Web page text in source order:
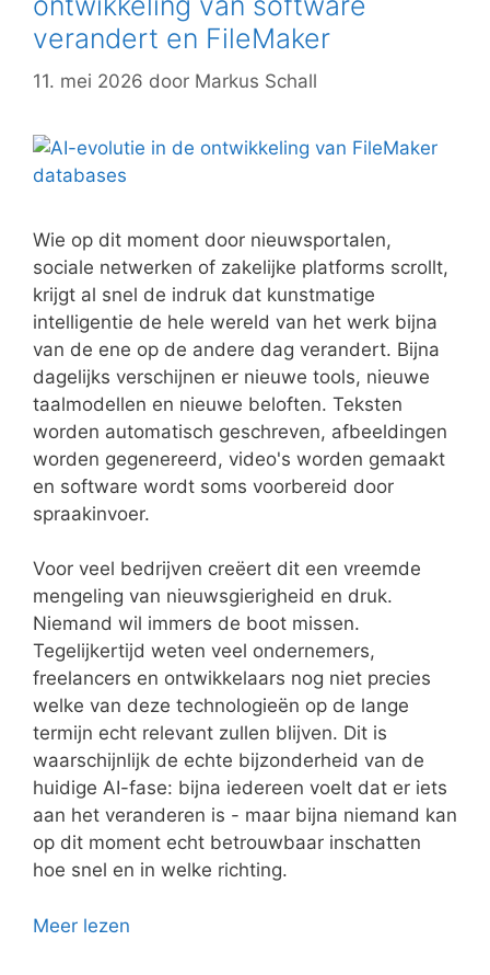
verandert en FileMaker
11. mei 2026 door Markus Schall
Wie op dit moment door nieuwsportalen,
sociale netwerken of zakelijke platforms scrollt,
krijgt al snel de indruk dat kunstmatige
intelligentie de hele wereld van het werk bijna
van de ene op de andere dag verandert. Bijna
dagelijks verschijnen er nieuwe tools, nieuwe
taalmodellen en nieuwe beloften. Teksten
worden automatisch geschreven, afbeeldingen
worden gegenereerd, video's worden gemaakt
en software wordt soms voorbereid door
spraakinvoer.
Voor veel bedrijven creëert dit een vreemde
mengeling van nieuwsgierigheid en druk.
Niemand wil immers de boot missen.
Tegelijkertijd weten veel ondernemers,
freelancers en ontwikkelaars nog niet precies
welke van deze technologieën op de lange
termijn echt relevant zullen blijven. Dit is
waarschijnlijk de echte bijzonderheid van de
huidige AI-fase: bijna iedereen voelt dat er iets
aan het veranderen is - maar bijna niemand kan
op dit moment echt betrouwbaar inschatten
hoe snel en in welke richting.
Meer lezen